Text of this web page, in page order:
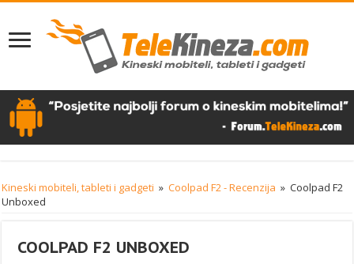
Kineski mobiteli, tableti i gadgeti » Coolpad F2 - Recenzija » Coolpad F2
Unboxed
COOLPAD F2 UNBOXED